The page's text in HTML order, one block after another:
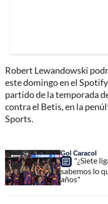
Robert Lewandowski
este domingo en el
partido de la temporada
contra el Betis, en la
Sports.
Gol Caracol
"¿Siete
sabemos lo
años"